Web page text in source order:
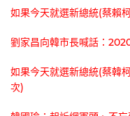
如果今天就選新總統(蔡賴
劉家昌向韓市長喊話：
如果今天就選新總統(蔡韓
次)